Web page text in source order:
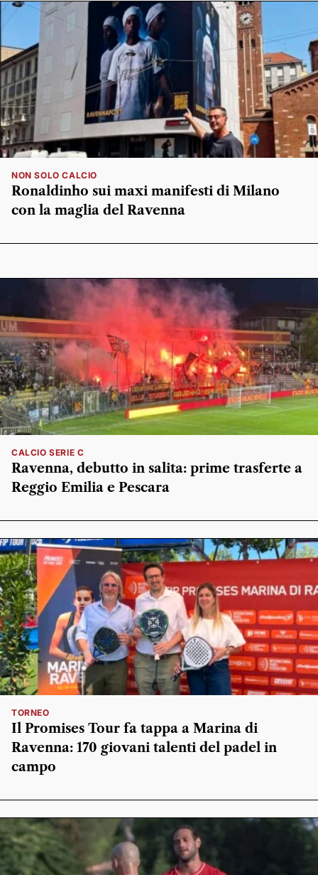
NON SOLO CALCIO
Ronaldinho sui maxi manifesti di Milano
con la maglia del Ravenna
CALCIO SERIE C
Ravenna, debutto in salita: prime trasferte a
Reggio Emilia e Pescara
TORNEO
Il Promises Tour fa tappa a Marina di
Ravenna: 170 giovani talenti del padel in
campo